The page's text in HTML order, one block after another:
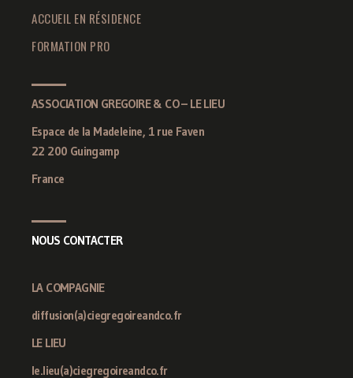
ACCUEIL EN RÉSIDENCE
FORMATION PRO
ASSOCIATION GREGOIRE & CO – LE LIEU
Espace de la Madeleine, 1 rue Faven
22 200 Guingamp
France
NOUS CONTACTER
LA COMPAGNIE
diffusion(a)ciegregoireandco.fr
LE LIEU
le.lieu(a)ciegregoireandco.fr